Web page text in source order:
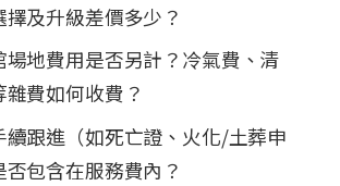
擇及升級差價多少？
場地費用是否另計？冷氣費、清
雜費如何收費？
續跟進（如死亡證、火化/土葬申
否包含在服務費內？